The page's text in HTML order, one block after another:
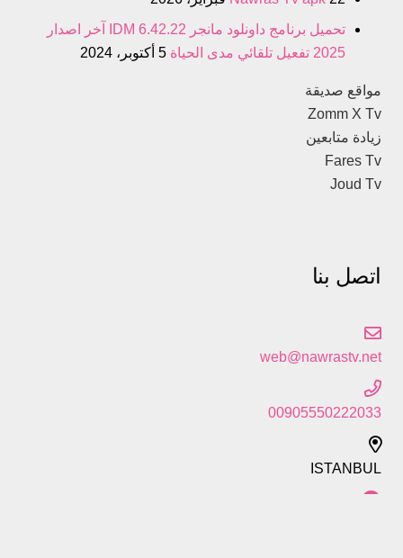
تحميل برنامج داونلود مانجر IDM 6.42.22 آخر اصدار
2025 تفعيل تلقائي مدى الحياة
5 أكتوبر، 2024
مواقع صديقة
Zomm X Tv
زيادة متابعين
Fares Tv
Joud Tv
اتصل بنا
web@nawrastv.net
00905550222033
ISTANBUL